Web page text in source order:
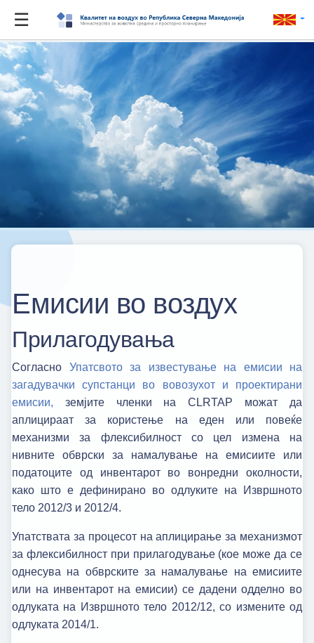
☰
Емисии во воздух
Прилагодувања
Согласно Упатсвото за известување на емисии на
загадувачки супстанци во вовозухот и проектирани
емисии, земјите членки на CLRTAP можат да
аплицираат за користење на еден или повеќе
механизми за флексибилност со цел измена на
нивните обврски за намалување на емисиите или
податоците од инвентарот во вонредни околности,
како што е дефинирано во одлуките на Извршното
тело 2012/3 и 2012/4.
Упатствата за процесот на аплицирање за механизмот
за флексибилност при прилагодување (кое може да се
однесува на обврските за намалување на емисиите
или на инвентарот на емисии) се дадени одделно во
одлуката на Извршното тело 2012/12, со измените од
одлуката 2014/1.